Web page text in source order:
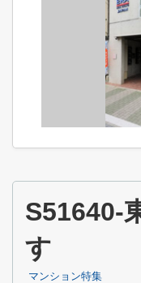
S51640-
す
マンション特集